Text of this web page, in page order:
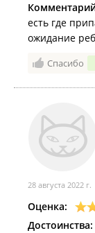
есть где
ожидание
Спасибо
28 августа 2022 г.
Оценка:
Достоинства: